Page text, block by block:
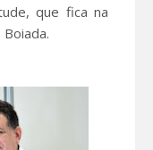
que fica na